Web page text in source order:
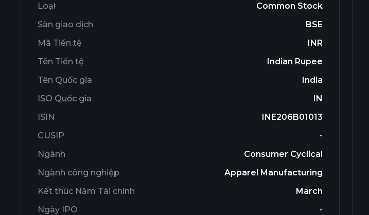
Loại
Common Stock
Sàn giao dịch
BSE
Mã Tiền tệ
INR
Tên Tiền tệ
Indian Rupee
Tên Quốc gia
India
ISO Quốc gia
IN
ISIN
INE206B01013
CUSIP
-
Ngành
Consumer Cyclical
Ngành công nghiệp
Apparel Manufacturing
Kết thúc Năm Tài chính
March
Ngày IPO
-